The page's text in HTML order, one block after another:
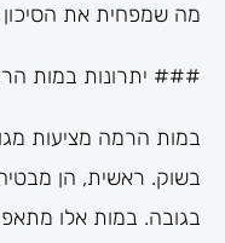
מה שמפחית את הסיכון
### יתרונות במות
במות הרמה מציעות
בשוק. ראשית, הן
בגובה. במות אלו